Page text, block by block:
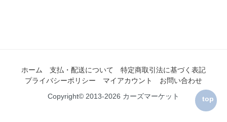
top
ホーム 支払・配送について
特定商取引法に基づく表記
プライバシーポリシー
マイアカウント
お問い合わせ
Copyright© 2013-2026 カーズマーケット